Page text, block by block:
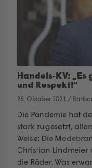
Handels-KV: „Es
und Respekt!“
28. Oktober 2021 /
Die Pandemie hat
stark zugesetzt,
Weise: Die
Christian Lindmeier
die Räder. Was